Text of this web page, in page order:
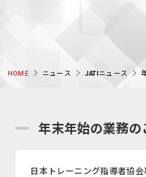
HOME ニュース JATIニュース
年末年始の業務の
日本トレーニング指導者協